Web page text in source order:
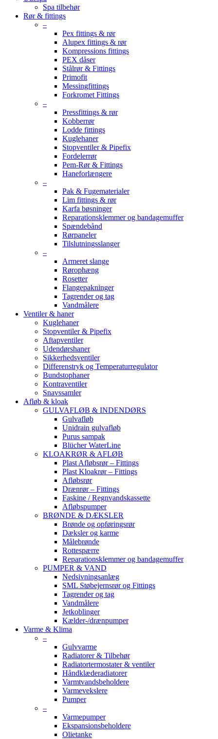
Spa tilbehør
Rør & fittings
–
Pex fittings & rør
Alupex fittings & rør
Kompressions fittings
PEX dåser
Stålrør & Fittings
Primofit
Messingfittings
Forkromet Fittings
–
Pressfittings & rør
Kobberrør
Lodde fittings
Kuglehaner
Stopventiler & Pipefix
Fordelerrør
Pem-Rør & Fittings
Haneforlængere
–
Pak & Fugematerialer
Lim fittings & rør
Karfa bøsninger
Reparationsklemmer og bandagemuffer
Spændebånd
Rørpaneler
Tilslutningsslanger
–
Armeret slange
Rørophæng
Rosetter
Flangepakninger
Tagrender og tag
Vandmålere
Ventiler & haner
Kuglehaner
Stopventiler & Pipefix
Aftapventiler
Udendørshaner
Sikkerhedsventiler
Differenstryk og Temperaturregulator
Bundstophaner
Kontraventiler
Snavssamler
Afløb & kloak
GULVAFLØB & INDENDØRS
Gulvafløb
Unidrain gulvafløb
Purus sampak
Blücher WaterLine
KLOAKRØR & AFLØB
Plast Afløbsrør – Fittings
Plast Kloakrør – Fittings
Afløbsrør
Drænrør – Fittings
Faskine / Regnvandskassette
Afløbspumper
BRØNDE & DÆKSLER
Brønde og opføringsrør
Dæksler og karme
Målebrønde
Rottespærre
Reparationsklemmer og bandagemuffer
PUMPER & VAND
Nedsivningsanlæg
SML Støbejernsrør og Fittings
Tagrender og tag
Vandmålere
Jetkoblinger
Kælder-/drænpumper
Varme & Klima
–
Gulvvarme
Radiatorer & Tilbehør
Radiatortermostater & ventiler
Håndklæderadiatorer
Varmtvandsbeholdere
Varmevekslere
Pumper
–
Varmepumper
Ekspansionsbeholdere
Olietanke